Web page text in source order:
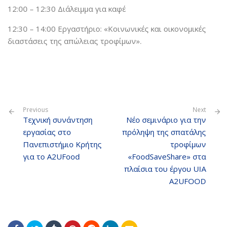
12:00 – 12:30 Διάλειμμα για καφέ
12:30 – 14:00 Εργαστήριο: «Κοινωνικές και οικονομικές
διαστάσεις της απώλειας τροφίμων».
Previous
Τεχνική συνάντηση
εργασίας στο
Πανεπιστήμιο Κρήτης
για το A2UFood
Next
Νέο σεμινάριο για την
πρόληψη της σπατάλης
τροφίμων
«FoodSaveShare» στα
πλαίσια του έργου UIA
A2UFOOD